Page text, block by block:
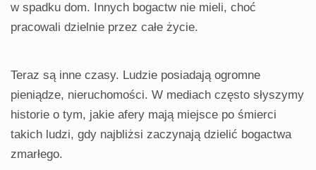
w spadku dom. Innych bogactw nie mieli, choć
pracowali dzielnie przez całe życie.
Teraz są inne czasy. Ludzie posiadają ogromne
pieniądze, nieruchomości. W mediach często słyszymy
historie o tym, jakie afery mają miejsce po śmierci
takich ludzi, gdy najbliżsi zaczynają dzielić bogactwa
zmarłego.